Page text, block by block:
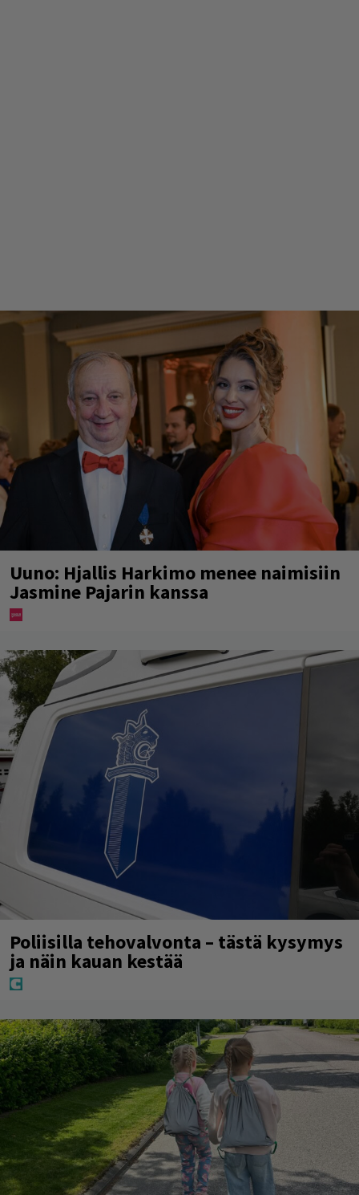
Uuno: Hjallis Harkimo menee naimisiin
Jasmine Pajarin kanssa
Poliisilla tehovalvonta – tästä kysymys
ja näin kauan kestää